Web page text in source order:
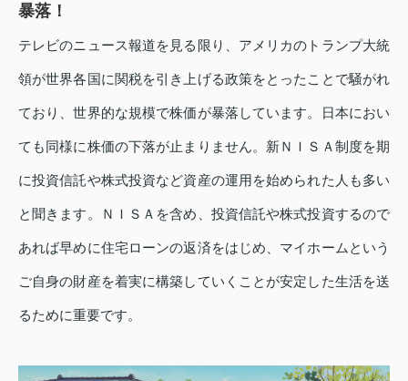
暴落！
テレビのニュース報道を見る限り、アメリカのトランプ大統
領が世界各国に関税を引き上げる政策をとったことで騒がれ
ており、世界的な規模で株価が暴落しています。日本におい
ても同様に株価の下落が止まりません。新ＮＩＳＡ制度を期
に投資信託や株式投資など資産の運用を始められた人も多い
と聞きます。ＮＩＳＡを含め、投資信託や株式投資するので
あれば早めに住宅ローンの返済をはじめ、マイホームという
ご自身の財産を着実に構築していくことが安定した生活を送
るために重要です。